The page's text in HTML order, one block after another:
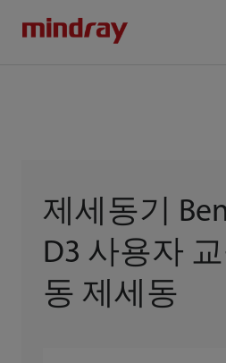
제세동기
D3 사용자
동 제세동